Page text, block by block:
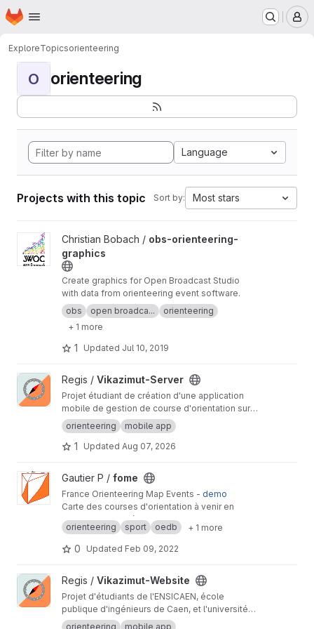
Skip to main content
Homepage
ExploreTopicsorienteering
O orienteering
Language
Projects with this topic Sort by: Most stars
View obs-orienteering-graphics project
Christian Bobach / obs-orienteering-
graphics
Create graphics for Open Broadcast Studio
with data from orienteering event software.
obs
open broadca...
orienteering
+ 1 more
1 Updated Jul 10, 2019
View Vikazimut-Server project
Regis / Vikazimut-Server
Projet étudiant de création d'une application
mobile de gestion de course d'orientation sur
Android et iOS
orienteering mobile app
1 Updated Aug 07, 2026
View fome project
Gautier P / fome
France Orienteering Map Events - demo
Carte des courses d'orientation à venir en
France cette année.
orienteering sport oedb + 1 more
0 Updated Feb 09, 2022
View Vikazimut-Website project
Regis / Vikazimut-Website
Projet d'étudiants de l'ENSICAEN, école
publique d'ingénieurs de Caen, et l'université
de Caen, pour le développement d'un serveur
orienteering mobile app